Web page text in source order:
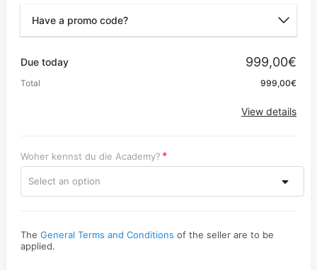
Have a promo code?
Due today 999,00€
Total 999,00€
View details
Woher kennst du die Academy?
Select an option
The General Terms and Conditions of the seller are to be
applied.